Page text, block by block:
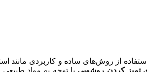
از روش‌های ساده و کاربردی مانند
تمیز کردن روشویی با توجه به مواد